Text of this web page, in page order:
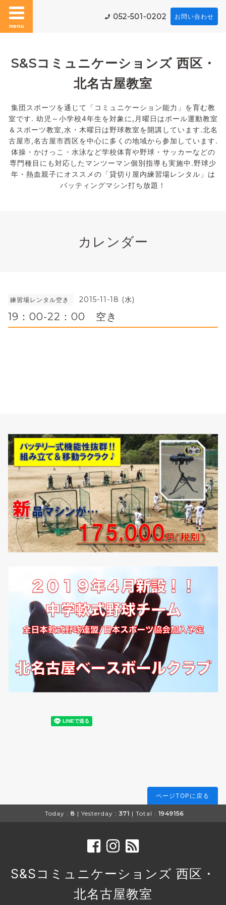
menu
052-501-0202 お問い合わせ
S&Sコミュニケーションズ 西区・
北名古屋教室
集団スポーツを通じて「コミュニケーション能力」を育む教
室です. 幼児～小学校4年生を対象に,月曜日はボール運動教室
＆スポーツ教室,水・木曜日は野球教室を開講しています.北名
古屋市,名古屋市西区を中心に多くの地域から参加しています.
体操・かけっこ・水泳など学校体育や野球・サッカーなどの
専門種目にも対応したマンツーマン個別指導も実施中.野球少
年・熱血親子にオススメの「貸切り屋内練習場レンタル」は
バッティングマシン打ち放題！
カレンダー
練習場レンタル空き 2015-11-18 (水)
19：00-22：00 空き
ページTOPに戻る
Today : 8 | Yesterday : 371 | Total : 1949156
S&Sコミュニケーションズ 西区・
北名古屋教室